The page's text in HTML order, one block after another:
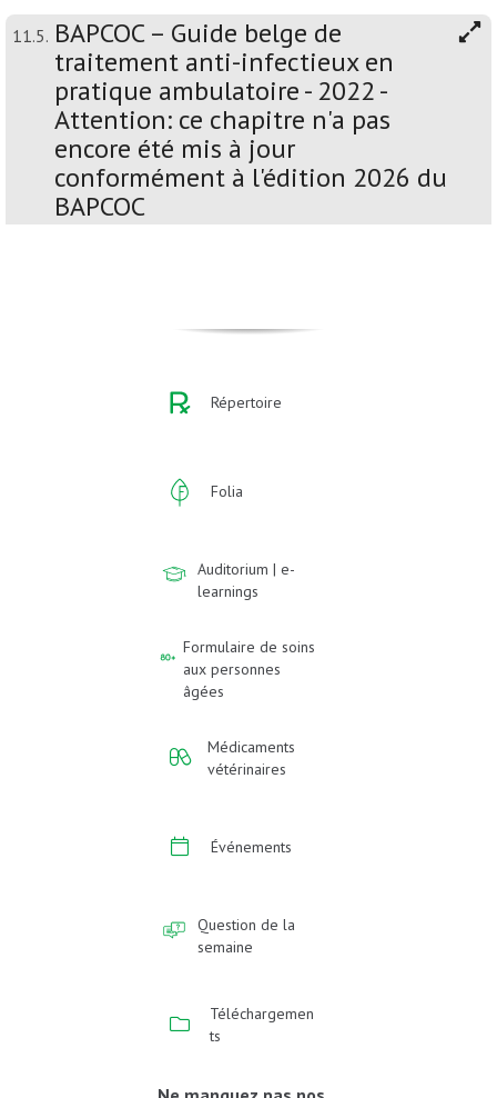
11.5. BAPCOC – Guide belge de
traitement anti-infectieux en
pratique ambulatoire - 2022 -
Attention: ce chapitre n'a pas
encore été mis à jour
conformément à l'édition 2026 du
BAPCOC
Répertoire
Folia
Auditorium | e-
learnings
Formulaire de soins
aux personnes
âgées
Médicaments
vétérinaires
Événements
Question de la
semaine
Téléchargemen
ts